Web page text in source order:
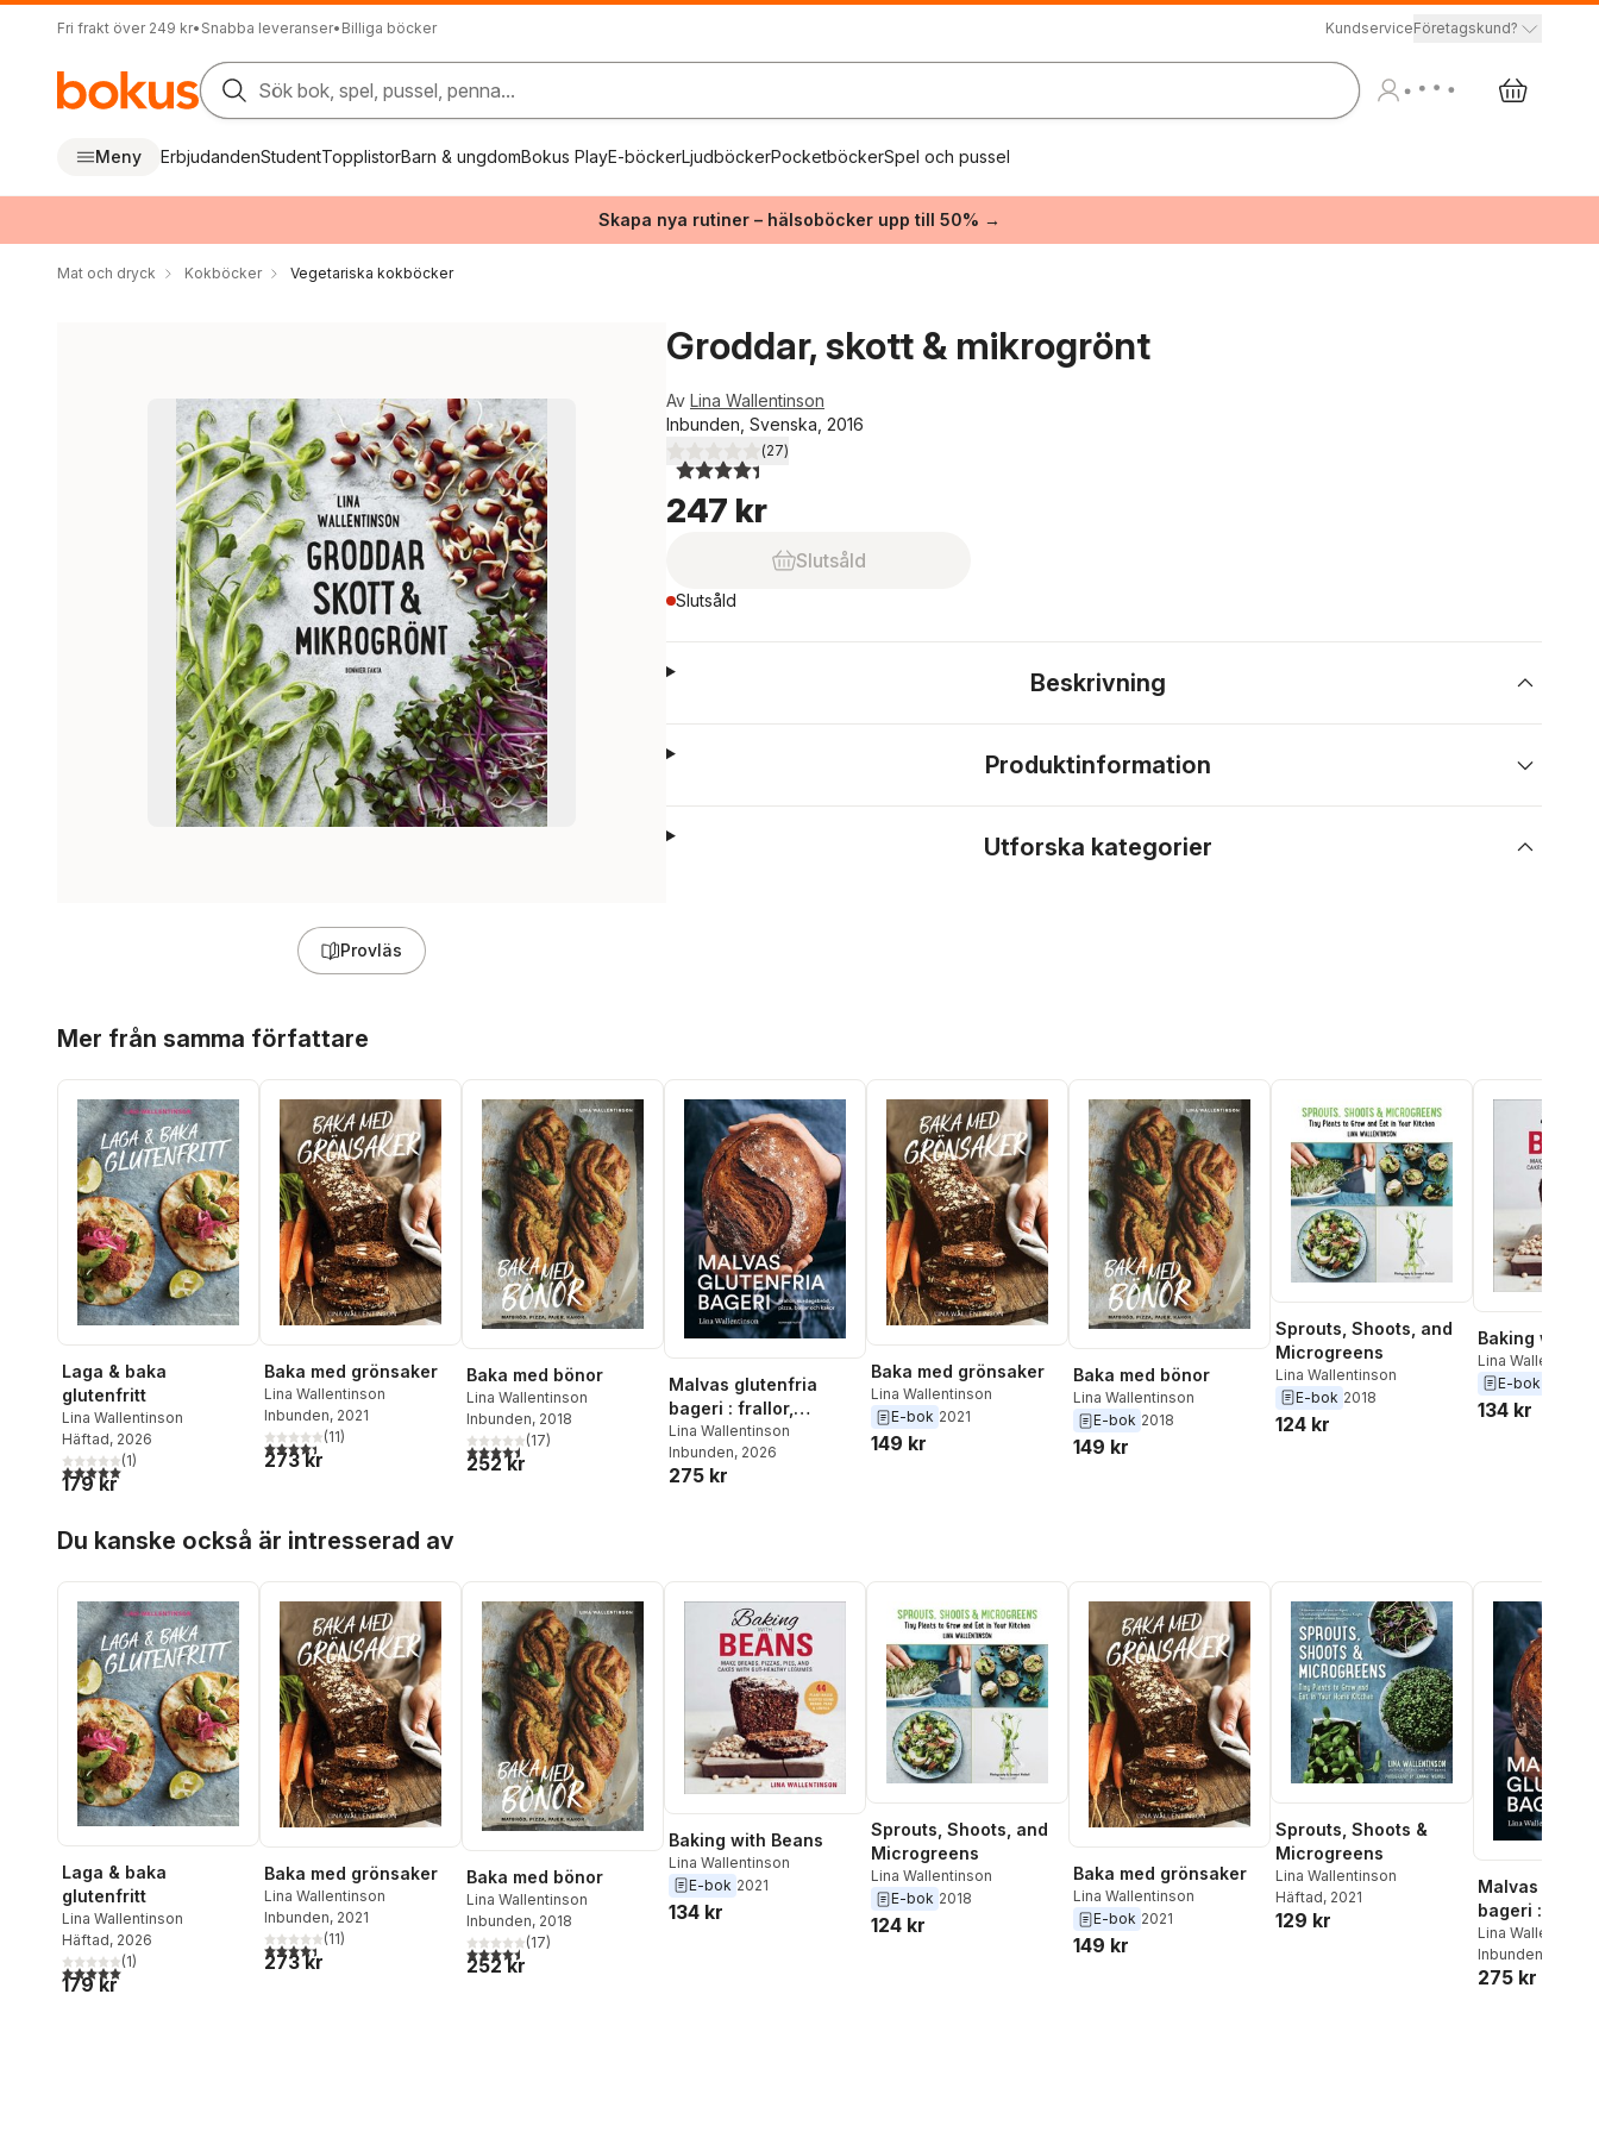
Fri frakt över 249 kr• Snabba leveranser• Billiga böcker KundserviceFöretagskund?
Sök bok, spel, pussel, penna...
Meny ErbjudandenStudentTopplistorBarn & ungdomBokus PlayE-böckerLjudböckerPocketböckerSpel och pussel
Skapa nya rutiner – hälsoböcker upp till 50% →
Mat och dryck Kokböcker Vegetariska kokböcker
Provläs
Groddar, skott & mikrogrönt
Av Lina Wallentinson
Inbunden, Svenska, 2016
4,4utav 5 stjärnor. Totalt antal röster:
(27)
247 kr
Slutsåld
Slutsåld
Beskrivning
Produktinformation
Utforska kategorier
Mer från samma författare
Laga & baka
glutenfritt
Lina Wallentinson
Häftad, 2026
5,0utav 5 stjärnor. Totalt antal röster:
(1)
179 kr
Baka med grönsaker
Lina Wallentinson
Inbunden, 2021
4,4utav 5 stjärnor. Totalt antal röster:
(11)
273 kr
Baka med bönor
Lina Wallentinson
Inbunden, 2018
4,5utav 5 stjärnor. Totalt antal röster:
(17)
252 kr
Malvas glutenfria
bageri : frallor,
surdegsbröd, pizza,
bullar och kakor
Lina Wallentinson
Inbunden, 2026
275 kr
Baka med grönsaker
Lina Wallentinson
E-bok 2021
149 kr
Baka med bönor
Lina Wallentinson
E-bok 2018
149 kr
Sprouts, Shoots, and
Microgreens
Lina Wallentinson
E-bok 2018
124 kr
Baking with
Lina Wallentinson
E-bok
134 kr
Du kanske också är intresserad av
Laga & baka
glutenfritt
Lina Wallentinson
Häftad, 2026
5,0utav 5 stjärnor. Totalt antal röster:
(1)
179 kr
Baka med grönsaker
Lina Wallentinson
Inbunden, 2021
4,4utav 5 stjärnor. Totalt antal röster:
(11)
273 kr
Baka med bönor
Lina Wallentinson
Inbunden, 2018
4,5utav 5 stjärnor. Totalt antal röster:
(17)
252 kr
Baking with Beans
Lina Wallentinson
E-bok 2021
134 kr
Sprouts, Shoots, and
Microgreens
Lina Wallentinson
E-bok 2018
124 kr
Baka med grönsaker
Lina Wallentinson
E-bok 2021
149 kr
Sprouts, Shoots &
Microgreens
Lina Wallentinson
Häftad, 2021
129 kr
Malvas
bageri :
surdegsbröd,
bullar och
Lina Wallentinson
Inbunden
275 kr